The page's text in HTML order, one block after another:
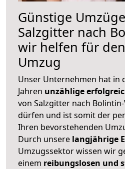
Günstige
Salzgitter nach
wir helfen für
Umzug
Unser Unternehmen hat in
Jahren unzählige
von Salzgitter nach
dürfen und ist somit der
Ihren bevorstehenden
Durch unsere langjährige
Umzugssektor wissen wir
einem reibungslosen und